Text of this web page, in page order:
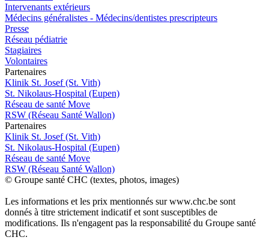
Intervenants extérieurs
Médecins généralistes - Médecins/dentistes prescripteurs
Presse
Réseau pédiatrie
Stagiaires
Volontaires
Partenaires
Klinik St. Josef (St. Vith)
St. Nikolaus-Hospital (Eupen)
Réseau de santé Move
RSW (Réseau Santé Wallon)
Partenaires
Klinik St. Josef (St. Vith)
St. Nikolaus-Hospital (Eupen)
Réseau de santé Move
RSW (Réseau Santé Wallon)
© Groupe santé CHC (textes, photos, images)
Les informations et les prix mentionnés sur www.chc.be sont
donnés à titre strictement indicatif et sont susceptibles de
modifications. Ils n'engagent pas la responsabilité du Groupe santé
CHC.